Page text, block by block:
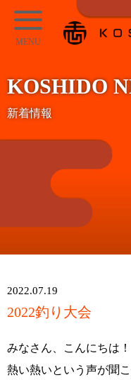
コ
ン
テ
ン
キ
ッ
KOSHIDO
メ
ュ
ー
KOSHIDO
新着情報
2022.07.19
2022釣り大会
みなさん、こんにちは！
熱い熱いという声が聞